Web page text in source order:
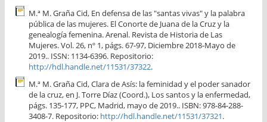
M.ª M. Graña Cid, En defensa de las "santas vivas" y la palabra
pública de las mujeres. El Conorte de Juana de la Cruz y la
genealogía femenina. Arenal. Revista de Historia de Las
Mujeres. Vol. 26, nº 1, págs. 67-97, Diciembre 2018-Mayo de
2019.. ISSN: 1134-6396. Repositorio:
http://hdl.handle.net/11531/37322.
M.ª M. Graña Cid, Clara de Asís: la feminidad y el poder sanador
de la cruz, en J. Torre Díaz (Coord.), Los santos y la enfermedad,
págs. 135-177, PPC, Madrid, mayo de 2019.. ISBN: 978-84-288-
3408-7. Repositorio: http://hdl.handle.net/11531/37321.